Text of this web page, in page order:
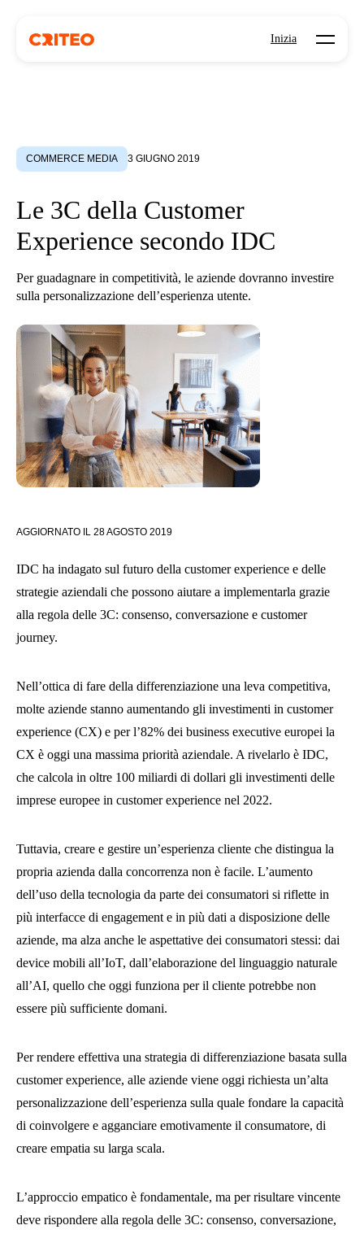
Inizia Open
COMMERCE MEDIA 3 GIUGNO 2019
Le 3C della Customer
Experience secondo IDC
Per guadagnare in competitività, le aziende dovranno investire
sulla personalizzazione dell’esperienza utente.
AGGIORNATO IL 28 AGOSTO 2019
IDC ha indagato sul futuro della customer experience e delle
strategie aziendali che possono aiutare a implementarla grazie
alla regola delle 3C: consenso, conversazione e customer
journey.
Nell’ottica di fare della differenziazione una leva competitiva,
molte aziende stanno aumentando gli investimenti in customer
experience (CX) e per l’82% dei business executive europei la
CX è oggi una massima priorità aziendale. A rivelarlo è IDC,
che calcola in oltre 100 miliardi di dollari gli investimenti delle
imprese europee in customer experience nel 2022.
Tuttavia, creare e gestire un’esperienza cliente che distingua la
propria azienda dalla concorrenza non è facile. L’aumento
dell’uso della tecnologia da parte dei consumatori si riflette in
più interfacce di engagement e in più dati a disposizione delle
aziende, ma alza anche le aspettative dei consumatori stessi: dai
device mobili all’IoT, dall’elaborazione del linguaggio naturale
all’AI, quello che oggi funziona per il cliente potrebbe non
essere più sufficiente domani.
Per rendere effettiva una strategia di differenziazione basata sulla
customer experience, alle aziende viene oggi richiesta un’alta
personalizzazione dell’esperienza sulla quale fondare la capacità
di coinvolgere e agganciare emotivamente il consumatore, di
creare empatia su larga scala.
L’approccio empatico è fondamentale, ma per risultare vincente
deve rispondere alla regola delle 3C: consenso, conversazione,